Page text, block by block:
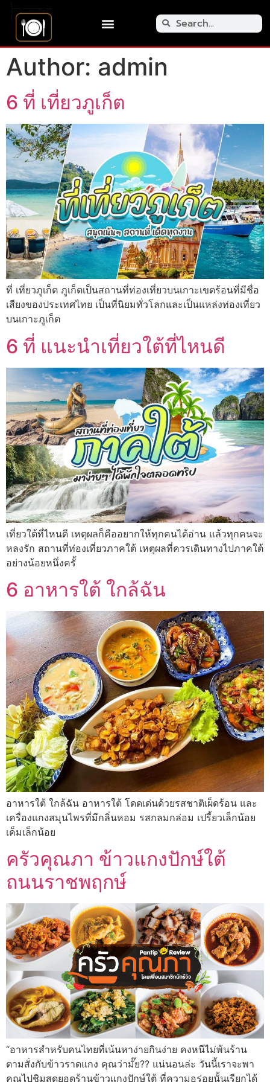
Author: admin
6 ที่ เที่ยวภูเก็ต
ที่ เที่ยวภูเก็ต ภูเก็ตเป็นสถานที่ท่องเที่ยวบนเกาะเขตร้อนที่มีชื่อ
เสียงของประเทศไทย เป็นที่นิยมทั่วโลกและเป็นแหล่งท่องเที่ยว
บนเกาะภูเก็ต
6 ที่ แนะนำเที่ยวใต้ที่ไหนดี
เที่ยวใต้ที่ไหนดี เหตุผลก็คืออยากให้ทุกคนได้อ่าน แล้วทุกคนจะ
หลงรัก สถานที่ท่องเที่ยวภาคใต้ เหตุผลที่ควรเดินทางไปภาคใต้
อย่างน้อยหนึ่งครั้
6 อาหารใต้ ใกล้ฉัน
อาหารใต้ ใกล้ฉัน อาหารใต้ โดดเด่นด้วยรสชาติเผ็ดร้อน และ
เครื่องแกงสมุนไพรที่มีกลิ่นหอม รสกลมกล่อม เปรี้ยวเล็กน้อย
เค็มเล็กน้อย
ครัวคุณภา ข้าวแกงปักษ์ใต้
ถนนราชพฤกษ์
“อาหารสำหรับคนไทยที่เน้นหาง่ายกินง่าย คงหนีไม่พ้นร้าน
ตามสั่งกับข้าวราดแกง คุณว่ามั๊ย?? แน่นอนล่ะ วันนี้เราจะพา
คุณไปชิมสุดยอดร้านข้าวแกงปักษ์ใต้ ที่ความอร่อยนั้นเรียกได้